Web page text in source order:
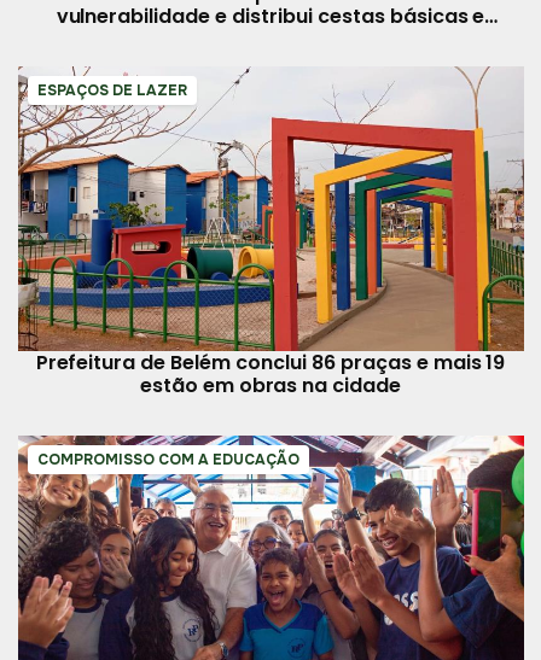
vulnerabilidade e distribui cestas básicas e
ESPAÇOS DE LAZER
Prefeitura de Belém conclui 86 praças e mais 19
estão em obras na cidade
COMPROMISSO COM A EDUCAÇÃO